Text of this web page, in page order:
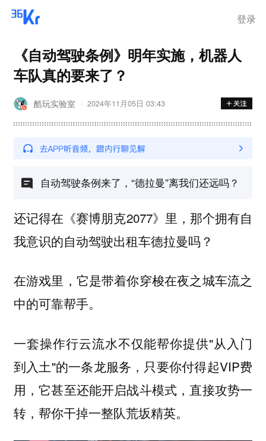
登录
《自动驾驶条例》明年实施，机器人
车队真的要来了？
酷玩实验室 2024年11月05日 03:43
自动驾驶条例来了，“德拉曼”离我们还远吗？
还记得在《赛博朋克2077》里，那个拥有自
我意识的自动驾驶出租车德拉曼吗？
在游戏里，它是带着你穿梭在夜之城车流之
中的可靠帮手。
一套操作行云流水不仅能帮你提供"从入门
到入土"的一条龙服务，只要你付得起VIP费
用，它甚至还能开启战斗模式，直接攻势一
转，帮你干掉一整队荒坂精英。